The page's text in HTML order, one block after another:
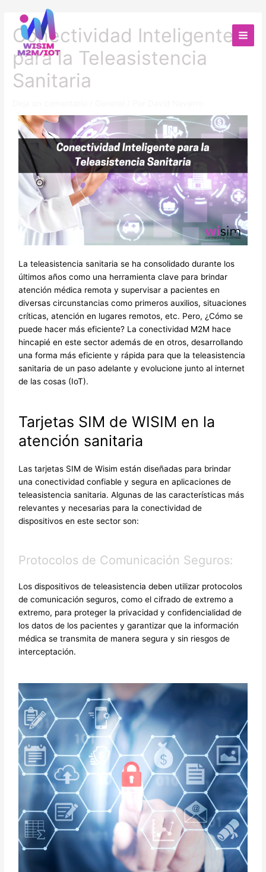
contenido
Conectividad Inteligente
para la Teleasistencia
Sanitaria
La teleasistencia sanitaria se ha consolidado durante los
últimos años como una herramienta clave para brindar
atención médica remota y supervisar a pacientes en
diversas circunstancias como primeros auxilios, situaciones
críticas, atención en lugares remotos, etc. Pero, ¿Cómo se
puede hacer más eficiente? La conectividad M2M hace
hincapié en este sector además de en otros, desarrollando
una forma más eficiente y rápida para que la teleasistencia
sanitaria de un paso adelante y evolucione junto al internet
de las cosas (IoT).
Tarjetas SIM de WISIM en la
atención sanitaria
Las tarjetas SIM de Wisim están diseñadas para brindar
una conectividad confiable y segura en aplicaciones de
teleasistencia sanitaria. Algunas de las características más
relevantes y necesarias para la conectividad de
dispositivos en este sector son:
Protocolos de Comunicación Seguros:
Los dispositivos de teleasistencia deben utilizar protocolos
de comunicación seguros, como el cifrado de extremo a
extremo, para proteger la privacidad y confidencialidad de
los datos de los pacientes y garantizar que la información
médica se transmita de manera segura y sin riesgos de
interceptación.
entradas